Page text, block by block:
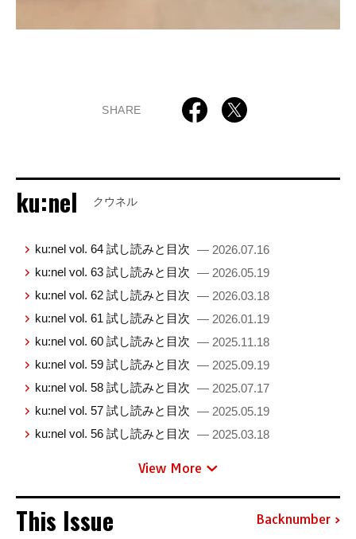
SHARE
ku:nel クウネル
ku:nel vol. 64 試し読みと目次 — 2026.07.16
ku:nel vol. 63 試し読みと目次 — 2026.05.19
ku:nel vol. 62 試し読みと目次 — 2026.03.18
ku:nel vol. 61 試し読みと目次 — 2026.01.19
ku:nel vol. 60 試し読みと目次 — 2025.11.18
ku:nel vol. 59 試し読みと目次 — 2025.09.19
ku:nel vol. 58 試し読みと目次 — 2025.07.17
ku:nel vol. 57 試し読みと目次 — 2025.05.19
ku:nel vol. 56 試し読みと目次 — 2025.03.18
View More
This Issue Backnumber